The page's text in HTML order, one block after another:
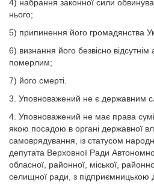
4) набрання законної сили
нього;
5) припинення його громадянства
6) визнання його безвісно
померлим;
7) його смерті.
3. Уповноважений не є державним
4. Уповноважений не має права
якою посадою в органі державної
самоврядування, із статусом
депутата Верховної Ради
обласної, районної, міської, районної
селищної ради, з підприємницькою